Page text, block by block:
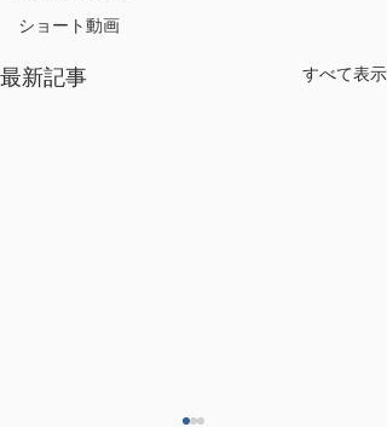
ショート動画
最新記事 すべて表示